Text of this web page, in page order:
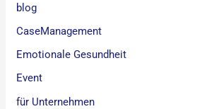
blog
CaseManagement
Emotionale Gesundheit
Event
für Unternehmen